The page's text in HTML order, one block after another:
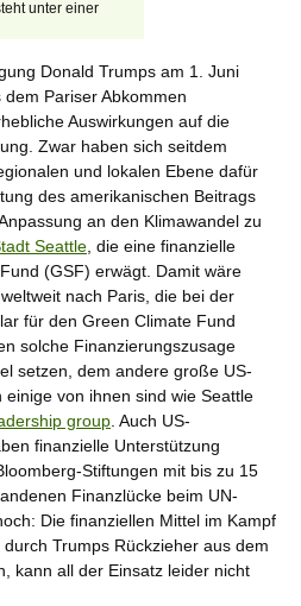
unter einer
Donald Trumps am 1. Juni
Pariser Abkommen
Auswirkungen auf die
Zwar haben sich seitdem
und lokalen Ebene dafür
des amerikanischen Beitrags
an den Klimawandel zu
Seattle , die eine finanzielle
(GSF) erwägt. Damit wäre
nach Paris, die bei der
für den Green Climate Fund
solche Finanzierungszusage
setzen, dem andere große US-
von ihnen sind wie Seattle
group . Auch US-
finanzielle Unterstützung
Stiftungen mit bis zu 15
Finanzlücke beim UN-
Die finanziellen Mittel im Kampf
Trumps Rückzieher aus dem
kann all der Einsatz leider nicht